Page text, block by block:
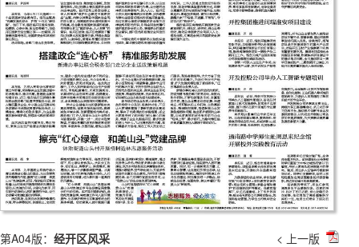
第A04版： 经开区风采 < 上一版